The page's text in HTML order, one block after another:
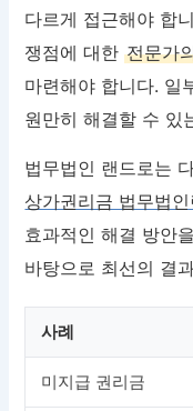
다르게 접근해야 합
쟁점에 대한전문가
마련해야 합니다. 일
원만히 해결할 수 있
법무법인 랜드로는
상가권리금 법무법
효과적인 해결 방안
바탕으로 최선의 결
사례
미지급 권리금